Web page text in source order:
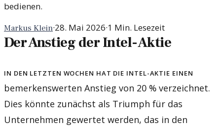
bedienen.
Markus Klein·28. Mai 2026·1 Min. Lesezeit
Der Anstieg der Intel-Aktie
In den letzten Wochen hat die Intel-Aktie einen
bemerkenswerten Anstieg von 20 % verzeichnet.
Dies könnte zunächst als Triumph für das
Unternehmen gewertet werden, das in den